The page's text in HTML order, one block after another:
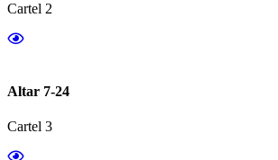
Cartel 2
Altar 7-24
Cartel 3